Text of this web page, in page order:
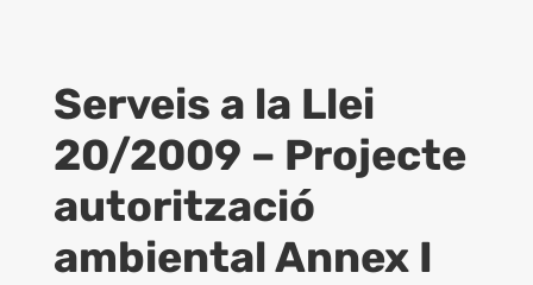
Serveis a la Llei
20/2009 – Projecte
autorització
ambiental Annex I